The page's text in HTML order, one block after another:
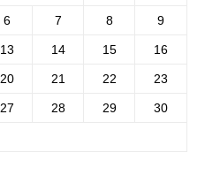
6 7 8 9
13 14 15 16
20 21 22 23
27 28 29 30